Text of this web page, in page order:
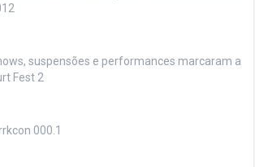
suspensões e performances marcaram a
Fest 2
000.1